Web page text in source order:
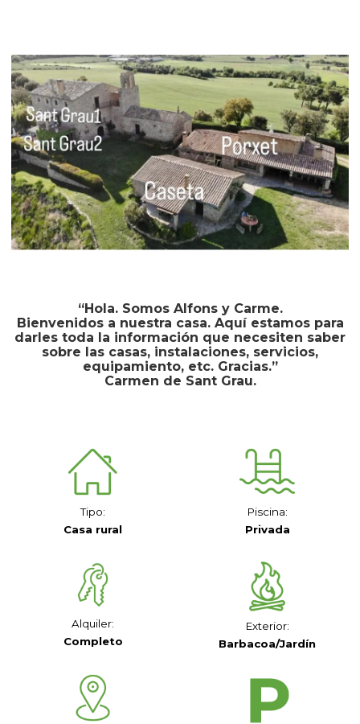
“Hola. Somos Alfons y Carme.
Bienvenidos a nuestra casa. Aquí estamos para
darles toda la información que necesiten saber
sobre las casas, instalaciones, servicios,
equipamiento, etc. Gracias.”
Carmen de Sant Grau.
Tipo:
Casa rural
Alquiler:
Completo
Piscina:
Privada
Exterior:
Barbacoa/Jardín